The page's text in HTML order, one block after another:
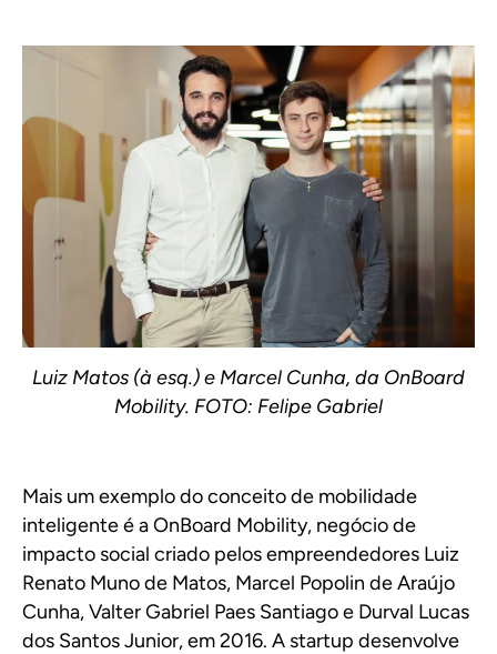
Luiz Matos (à esq.) e Marcel Cunha, da OnBoard
Mobility. FOTO: Felipe Gabriel
Mais um exemplo do conceito de mobilidade
inteligente é a OnBoard Mobility, negócio de
impacto social criado pelos empreendedores Luiz
Renato Muno de Matos, Marcel Popolin de Araújo
Cunha, Valter Gabriel Paes Santiago e Durval Lucas
dos Santos Junior, em 2016. A startup desenvolve